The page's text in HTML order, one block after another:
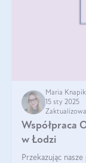
Maria Knapik
15 sty 2025
Współpraca
w Łodzi
Przekazując